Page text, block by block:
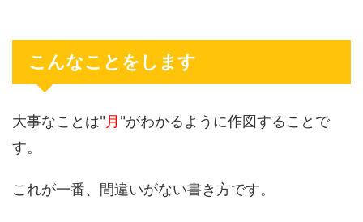
こんなことをします
大事なことは" 月 "がわかるように作図することで
す。
これが一番、間違いがない書き方です。